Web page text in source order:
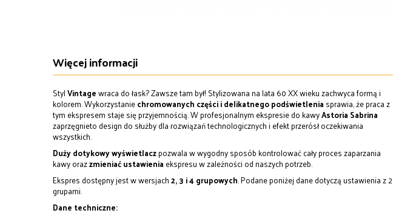
Więcej informacji
StylVintagewraca do łask? Zawsze tam był! Stylizowana na lata 60 XX wieku zachwyca formą i
kolorem. Wykorzystaniechromowanych części i delikatnego podświetlenia sprawia, że praca z
tym ekspresem staje się przyjemnością. W profesjonalnym ekspresie do kawyAstoria Sabrina
zaprzęgnieto design do służby dla rozwiązań technologicznych i efekt przerósł oczekiwania
wszystkich.
Duży dotykowy wyświetlaczpozwala w wygodny sposób kontrolować cały proces zaparzania
kawy orazzmieniać ustawienia ekspresu w zależności od naszych potrzeb.
Ekspres dostępny jest w wersjach2, 3 i 4 grupowych. Podane poniżej dane dotyczą ustawienia z 2
grupami.
Dane techniczne: